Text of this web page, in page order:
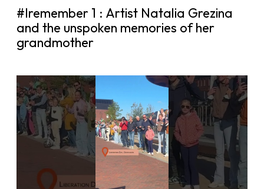
#Iremember 1 : Artist Natalia Grezina
and the unspoken memories of her
grandmother